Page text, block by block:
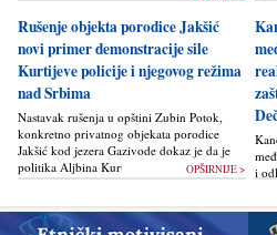
Rušenje objekta porodice Jakšić
novi primer demonstracije sile
Kurtijeve policije i njegovog režima
nad Srbima
Nastavak rušenja u opštini Zubin Potok,
konkretno privatnog objekata porodice
Jakšić kod jezera Gazivode dokaz je da je
politika Alјbina Kurtija...
OPŠIRNIJE >
i